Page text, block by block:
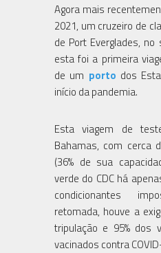
Agora mais
2021, um cruzeiro de
de Port Everglades,
esta foi a primeira
de um porto dos
início da pandemia.
Esta viagem de
Bahamas, com cerca
(36% de sua
verde do CDC há
condicionantes
retomada, houve a
tripulação e 95% dos
vacinados contra